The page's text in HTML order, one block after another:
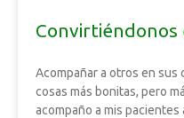
Acompañar a otros en sus
cosas más bonitas, pero
acompaño a mis pacientes